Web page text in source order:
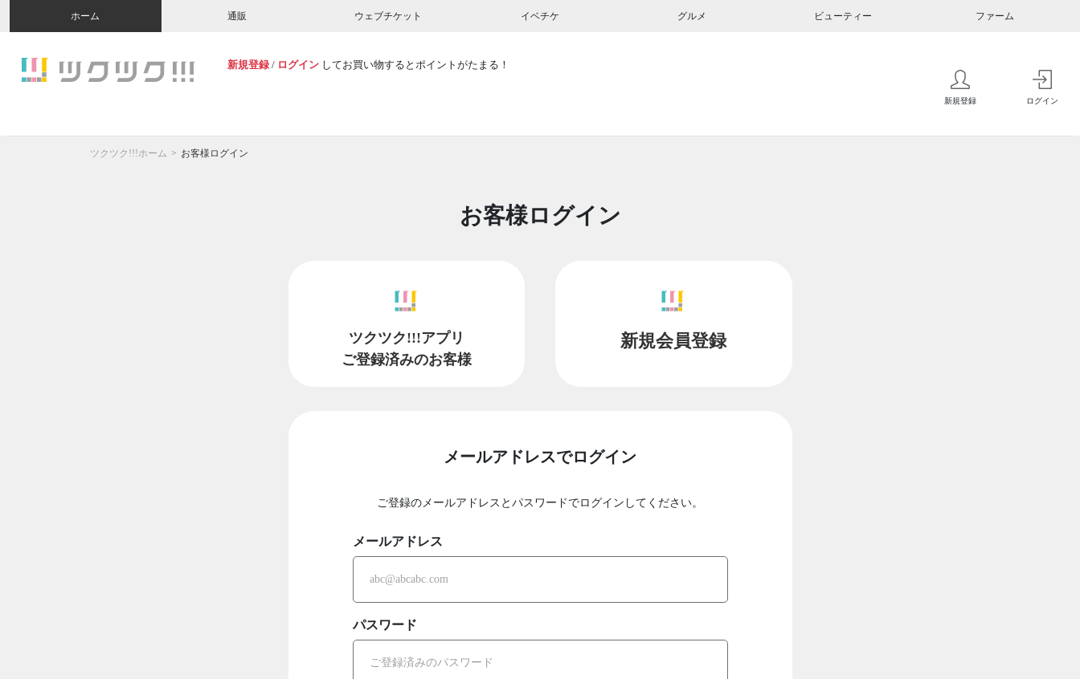
ホーム 通販 ウェブチケット イベチケ グルメ ビューティー ファーム
新規登録 / ログイン してお買い物するとポイントがたまる！
新規登録 ログイン
ツクツク!!!ホーム お客様ログイン
お客様ログイン
ツクツク!!!アプリ
ご登録済みのお客様
新規会員登録
メールアドレスでログイン
ご登録のメールアドレスとパスワードでログインしてください。
メールアドレス
パスワード